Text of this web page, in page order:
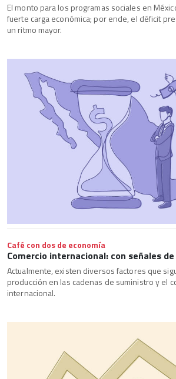
El monto para los programas sociales en
fuerte carga económica; por ende, el déficit
un ritmo mayor.
Café con dos de economía
Comercio internacional: con señales
Actualmente, existen diversos factores que
producción en las cadenas de suministro y el
internacional.